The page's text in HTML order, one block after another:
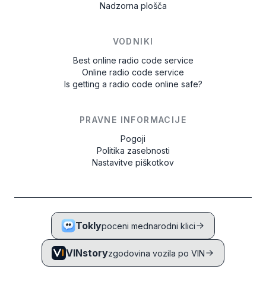
Nadzorna plošča
VODNIKI
Best online radio code service
Online radio code service
Is getting a radio code online safe?
PRAVNE INFORMACIJE
Pogoji
Politika zasebnosti
Nastavitve piškotkov
Toklypoceni mednarodni klici
VINstoryzgodovina vozila po VIN